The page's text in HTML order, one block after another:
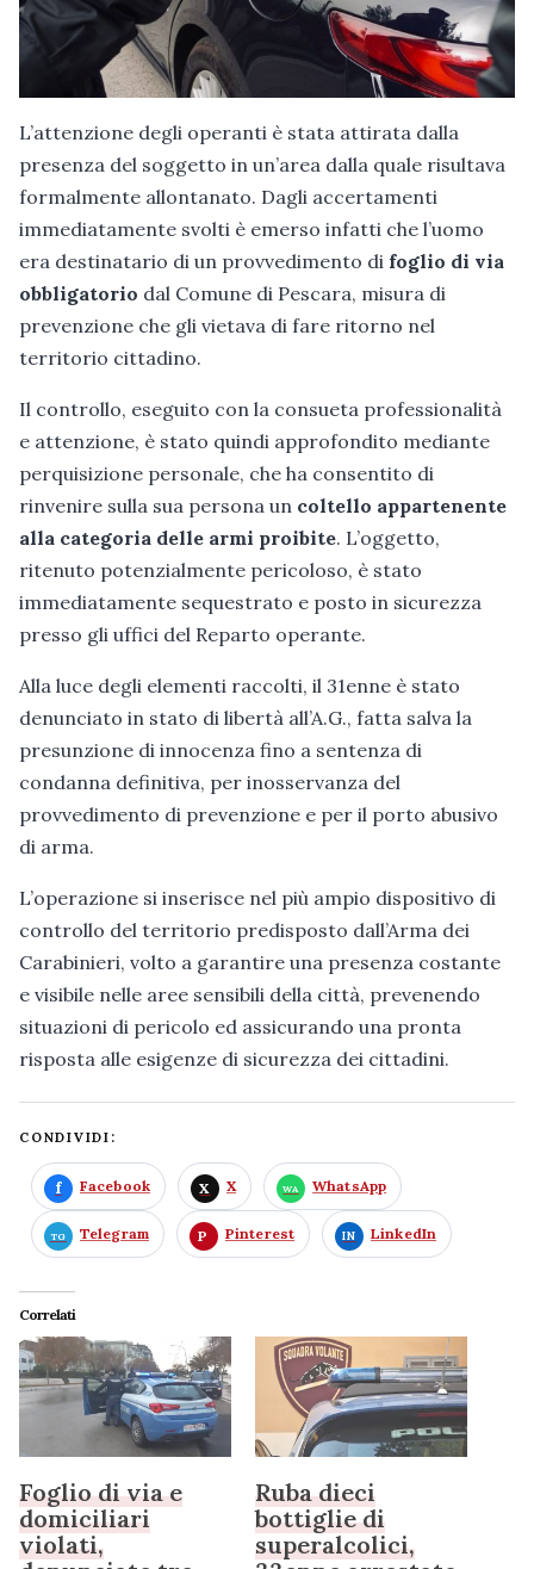
L’attenzione degli operanti è stata attirata dalla
presenza del soggetto in un’area dalla quale risultava
formalmente allontanato. Dagli accertamenti
immediatamente svolti è emerso infatti che l’uomo
era destinatario di un provvedimento di foglio di via
obbligatorio dal Comune di Pescara, misura di
prevenzione che gli vietava di fare ritorno nel
territorio cittadino.
Il controllo, eseguito con la consueta professionalità
e attenzione, è stato quindi approfondito mediante
perquisizione personale, che ha consentito di
rinvenire sulla sua persona un coltello appartenente
alla categoria delle armi proibite. L’oggetto,
ritenuto potenzialmente pericoloso, è stato
immediatamente sequestrato e posto in sicurezza
presso gli uffici del Reparto operante.
Alla luce degli elementi raccolti, il 31enne è stato
denunciato in stato di libertà all’A.G., fatta salva la
presunzione di innocenza fino a sentenza di
condanna definitiva, per inosservanza del
provvedimento di prevenzione e per il porto abusivo
di arma.
L’operazione si inserisce nel più ampio dispositivo di
controllo del territorio predisposto dall’Arma dei
Carabinieri, volto a garantire una presenza costante
e visibile nelle aree sensibili della città, prevenendo
situazioni di pericolo ed assicurando una pronta
risposta alle esigenze di sicurezza dei cittadini.
CONDIVIDI:
Facebook X WhatsApp
Telegram Pinterest LinkedIn
Correlati
Foglio di via e
domiciliari
violati,
Ruba dieci
bottiglie di
superalcolici,